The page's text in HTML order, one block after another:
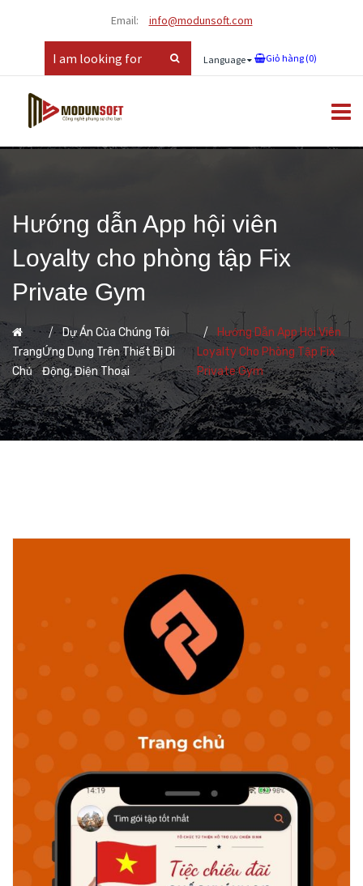
Email: info@modunsoft.com
Language Giỏ hàng (0)
Hướng dẫn App hội viên
Loyalty cho phòng tập Fix
Private Gym
Trang
Chủ
Dự Án Của Chúng Tôi,
Ứng Dụng Trên Thiết Bị Di
Động, Điện Thoại
Hướng Dẫn App Hội Viên
Loyalty Cho Phòng Tập Fix
Private Gym